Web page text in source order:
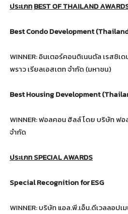
ประเภทBEST OF THAILAND
Best Condo Development
WINNER: อินเตอร์คอนติเนนตัล เรสซิเ
พราว เรียลเอสเตท จำกัด (มหาชน)
Best Housing
WINNER: ฟอลคอน ฮิลล์ โดย บริษัท ฟ
จำกัด
ประเภทSPECIAL AWARDS
Special Recognition for
WINNER: บริษัท แอล.พี.เอ็น.ดีเวลลอป